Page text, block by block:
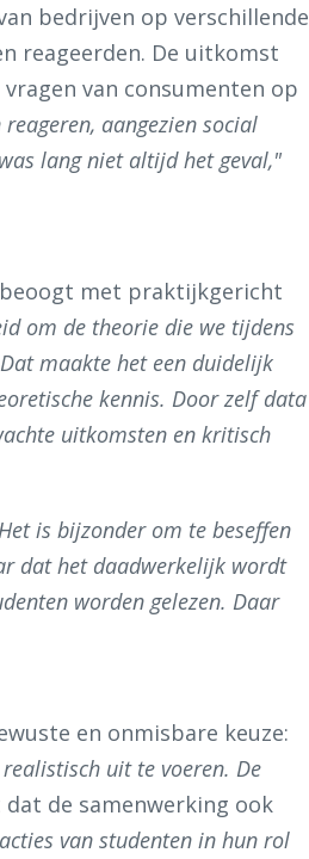
bedrijven op verschillende
reageerden. De uitkomst
van consumenten op
aangezien social
lang niet altijd het geval,"
met praktijkgericht
om de theorie die we tijdens
maakte het een duidelijk
kennis. Door zelf data
uitkomsten en kritisch
is bijzonder om te beseffen
dat het daadwerkelijk wordt
worden gelezen. Daar
en onmisbare keuze:
uit te voeren. De
de samenwerking ook
van studenten in hun rol